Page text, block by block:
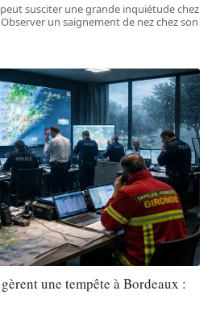
susciter une grande inquiétude chez
un saignement de nez chez son
une tempête à Bordeaux :